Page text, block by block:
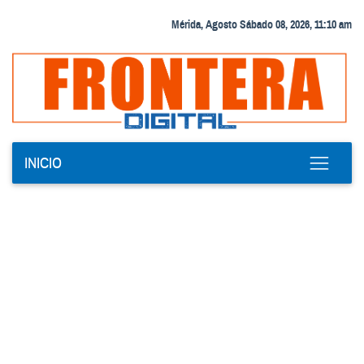
Mérida, Agosto Sábado 08, 2026, 11:10 am
INICIO